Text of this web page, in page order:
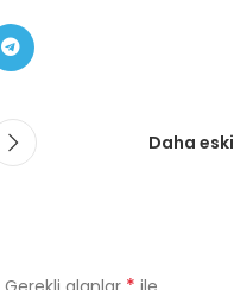
Daha eski